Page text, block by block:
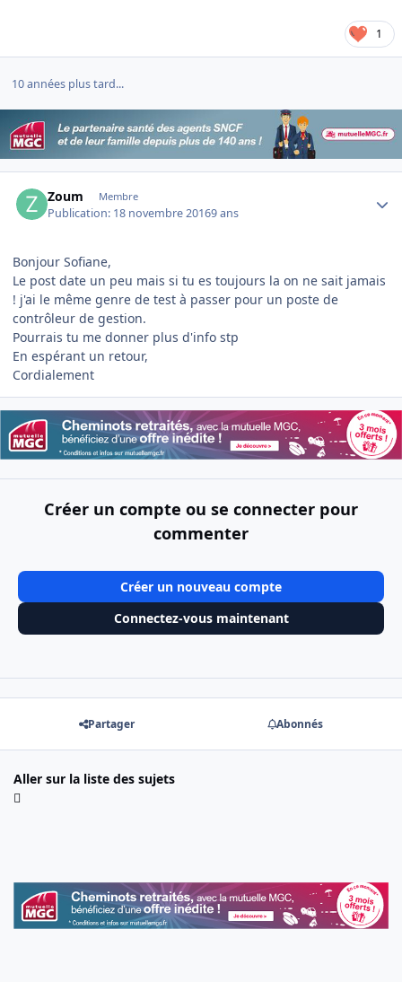
1
10 années plus tard...
Zoum Membre
Publication: 18 novembre 20169 ans
Bonjour Sofiane,
Le post date un peu mais si tu es toujours la on ne sait jamais
! j'ai le même genre de test à passer pour un poste de
contrôleur de gestion.
Pourrais tu me donner plus d'info stp
En espérant un retour,
Cordialement
Créer un compte ou se connecter pour
commenter
Créer un nouveau compte
Connectez-vous maintenant
Partager Abonnés
Aller sur la liste des sujets